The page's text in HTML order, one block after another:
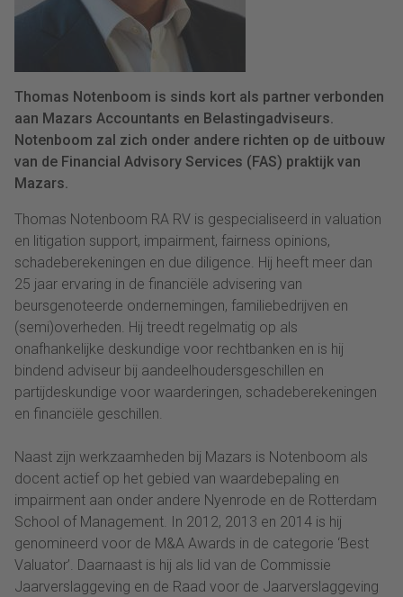
Thomas Notenboom is sinds kort als partner verbonden
aan Mazars Accountants en Belastingadviseurs.
Notenboom zal zich onder andere richten op de uitbouw
van de Financial Advisory Services (FAS) praktijk van
Mazars.
Thomas Notenboom RA RV is gespecialiseerd in valuation
en litigation support, impairment, fairness opinions,
schadeberekeningen en due diligence. Hij heeft meer dan
25 jaar ervaring in de financiële advisering van
beursgenoteerde ondernemingen, familiebedrijven en
(semi)overheden. Hij treedt regelmatig op als
onafhankelijke deskundige voor rechtbanken en is hij
bindend adviseur bij aandeelhoudersgeschillen en
partijdeskundige voor waarderingen, schadeberekeningen
en financiële geschillen.
Naast zijn werkzaamheden bij Mazars is Notenboom als
docent actief op het gebied van waardebepaling en
impairment aan onder andere Nyenrode en de Rotterdam
School of Management. In 2012, 2013 en 2014 is hij
genomineerd voor de M&A Awards in de categorie ‘Best
Valuator’. Daarnaast is hij als lid van de Commissie
Jaarverslaggeving en de Raad voor de Jaarverslaggeving